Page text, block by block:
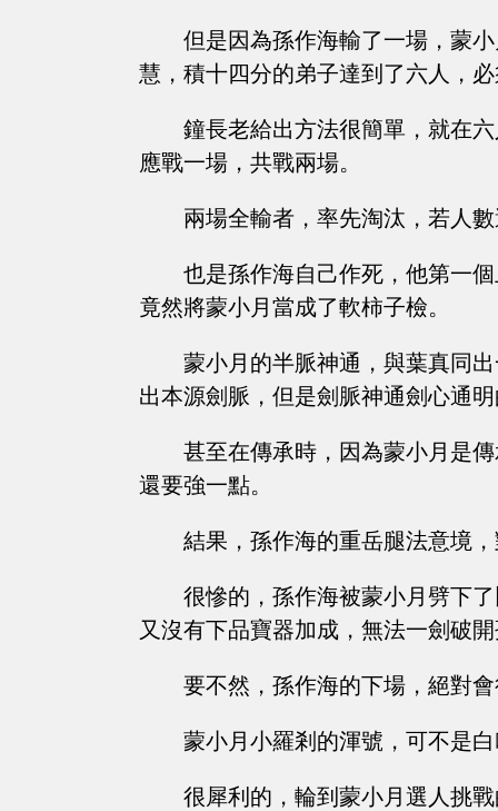
但是因為孫作海輸了一場，蒙
慧，積十四分的弟子達到了六人，
鐘長老給出方法很簡單，就在
應戰一場，共戰兩場。
兩場全輸者，率先淘汰，若人
也是孫作海自己作死，他第一
竟然將蒙小月當成了軟柿子檢。
蒙小月的半脈神通，與葉真同
出本源劍脈，但是劍脈神通劍心通
甚至在傳承時，因為蒙小月是
還要強一點。
結果，孫作海的重岳腿法意境
很慘的，孫作海被蒙小月劈下
又沒有下品寶器加成，無法一劍破
要不然，孫作海的下場，絕對
蒙小月小羅剎的渾號，可不是
很犀利的，輪到蒙小月選人挑